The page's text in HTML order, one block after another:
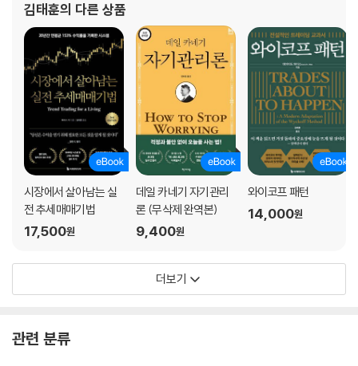
는 동시에 각각 프랑스와 미국 문화에 맞는 말실수의 사례들을 실었다.
이 책에서 밝히는 번역 작업의 과정도 흥미롭다. 번역 작업 역시 고도의 유
추에 의한 작업이다. 실로 가장 미세한 단어의 문법적 어미부터 텍스트와
그것이 말하는 사건 및 관념이 내재된 포괄적인 전체 문화적 맥락까지, 상
상할 수 있는 모든 층위에서 유추 작용을 수반하는 복잡한 작업이 바로 번
역 작업인 것이다. 『사고의 본질』은 흔하지 않은 번역 과정, 영어판과 프랑
스어판 각 원서가 서로의 번역본이면서 번역본이 아니라는 생각 속에서 수
많은 왕복 작업 끝에 탄생했다. 또한 두 언어의 원어민 모두에게 ‘같은 느
낌’을 주는 것이 중요했기에 단순히 단어를 옮기는 것이 아닌 문화 이식 방
법을 사용했다. (한국어판 역시 독자들에게 같은 느낌을 주기 위해 사례 단
어들을 교체하고 보완하는 문화 이식의 과정을 거쳤다. 121~126쪽) 『사고
의 본질』자체가 유추가 인지 과정에서 어떤 역할을 하는지 보여 주는 좋은
이렇게 일상적으로 접하는 정신 활동으로 유추와 범주화를 설명하고 있기
때문에 언어학, 인지 과학 및 언어 철학에 관심 있는 사람들에게 상당한 지
를 묶는 이 정교한 작업은 일상적 사고, 의사소통, 공감, 다른 사람들과 그
김태훈의 다른 상품
시장에서 살아남는 실
전 추세매매기법
17,500원
데일 카네기 자기관리
론 (무삭제 완역본)
9,400원
와이코프 패턴
14,000원
더보기
관련 분류